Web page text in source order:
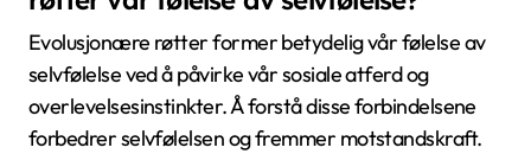
Evolusjonære røtter former betydelig vår følelse av
selvfølelse ved å påvirke vår sosiale atferd og
overlevelsesinstinkter. Å forstå disse forbindelsene
forbedrer selvfølelsen og fremmer motstandskraft.